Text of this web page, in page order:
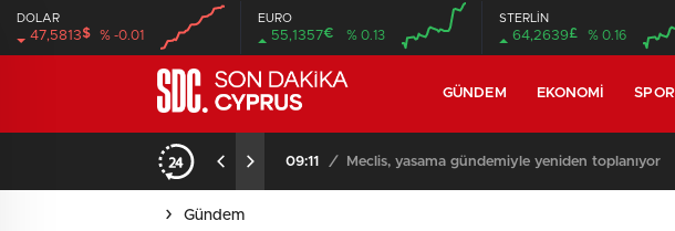
DOLAR
47,5813$ % -0.01
EURO
55,1357€ % 0.13
STERLİN
64,2639£ % 0.16
GÜNDEM EKONOMI SPOR
09:11 / Meclis, yasama gündemiyle yeniden toplanıyor
Gündem